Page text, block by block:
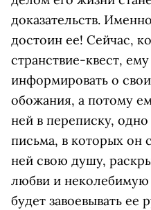
доказательств.
достоин ее! Сейчас,
странствие-квест,
информировать о
обожания, а потому
ней в переписку,
письма, в которых он
ней свою душу,
любви и
будет завоевывать ее